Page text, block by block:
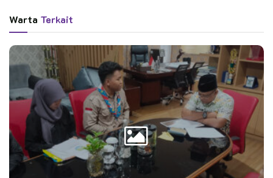
Ketua Dewan Kerja Nasional, Kak Raihan Muhammad Sujaya,
menyampaikan harapannya agar momentum Hari Ibu ini menjadi
pengingat bagi generasi muda untuk selalu menghormati dan
mencintai ibu mereka.
“Peran ibu sangat besar, tidak hanya dalam keluarga tetapi
Warta Terkait